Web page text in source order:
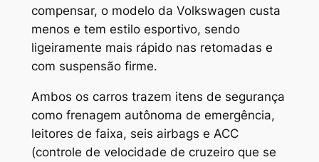
compensar, o modelo da Volkswagen custa
menos e tem estilo esportivo, sendo
ligeiramente mais rápido nas retomadas e
com suspensão firme.
Ambos os carros trazem itens de segurança
como frenagem autônoma de emergência,
leitores de faixa, seis airbags e ACC
(controle de velocidade de cruzeiro que se